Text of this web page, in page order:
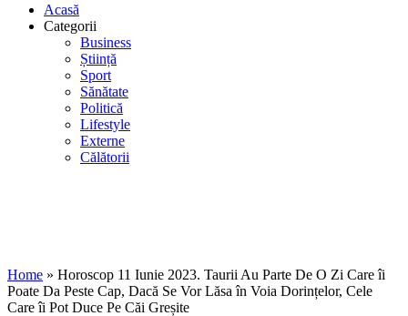
Acasă
Categorii
Business
Știință
Sport
Sănătate
Politică
Lifestyle
Externe
Călătorii
Home » Horoscop 11 Iunie 2023. Taurii Au Parte De O Zi Care îi
Poate Da Peste Cap, Dacă Se Vor Lăsa în Voia Dorințelor, Cele
Care îi Pot Duce Pe Căi Greșite